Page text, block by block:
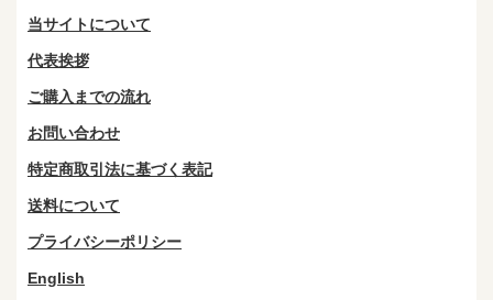
当サイトについて
代表挨拶
ご購入までの流れ
お問い合わせ
特定商取引法に基づく表記
送料について
プライバシーポリシー
English